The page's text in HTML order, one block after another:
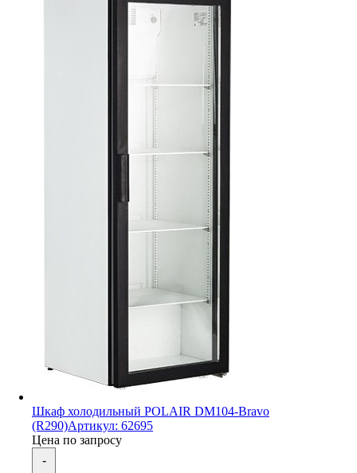
Шкаф холодильный POLAIR DM104-Bravo
(R290)Артикул: 62695
Цена по запросу
-